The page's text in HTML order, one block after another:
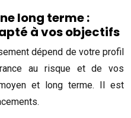
long terme :
à vos objectifs
dépend de votre profil
au risque et de vos
et long terme. Il est